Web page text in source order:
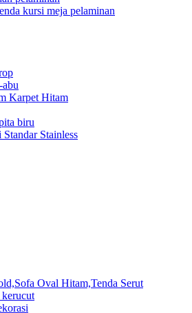
kursi meja pelaminan
Karpet Hitam
biru
Stainless
Oval Hitam,Tenda Serut
kerucut